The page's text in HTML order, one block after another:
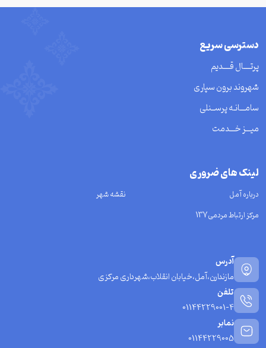
دسترسی سریع
پرتــــال قــــدیم
شهروند برون سپاری
سامـــانـه پرســنلی
میـــز خـــدمت
لینک های ضروری
درباره آمل
نقشه شهر
مرکز ارتباط مردمی137
آدرس
مازندارن،آمل،خیابان انقلاب،شهرداری مرکزی
تلفن
01144229001-4
نمابر
01144229005